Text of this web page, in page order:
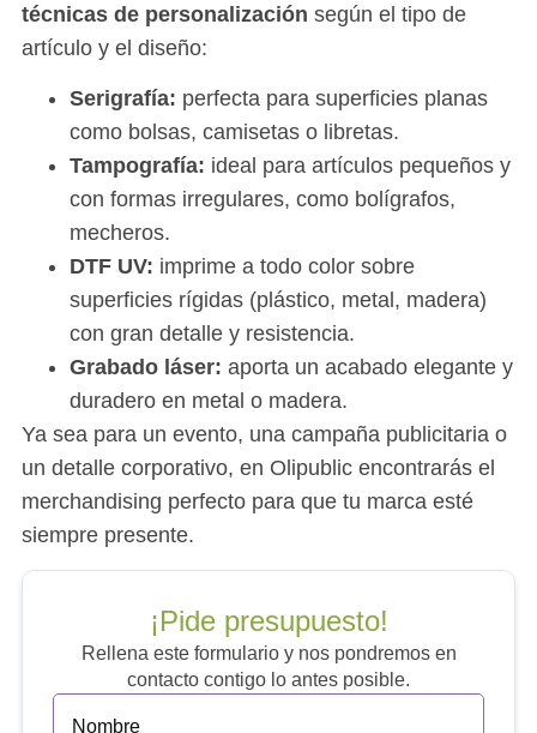
técnicas de personalización según el tipo de
artículo y el diseño:
Serigrafía: perfecta para superficies planas
como bolsas, camisetas o libretas.
Tampografía: ideal para artículos pequeños y
con formas irregulares, como bolígrafos,
mecheros.
DTF UV: imprime a todo color sobre
superficies rígidas (plástico, metal, madera)
con gran detalle y resistencia.
Grabado láser: aporta un acabado elegante y
duradero en metal o madera.
Ya sea para un evento, una campaña publicitaria o
un detalle corporativo, en Olipublic encontrarás el
merchandising perfecto para que tu marca esté
siempre presente.
¡Pide presupuesto!
Rellena este formulario y nos pondremos en
contacto contigo lo antes posible.